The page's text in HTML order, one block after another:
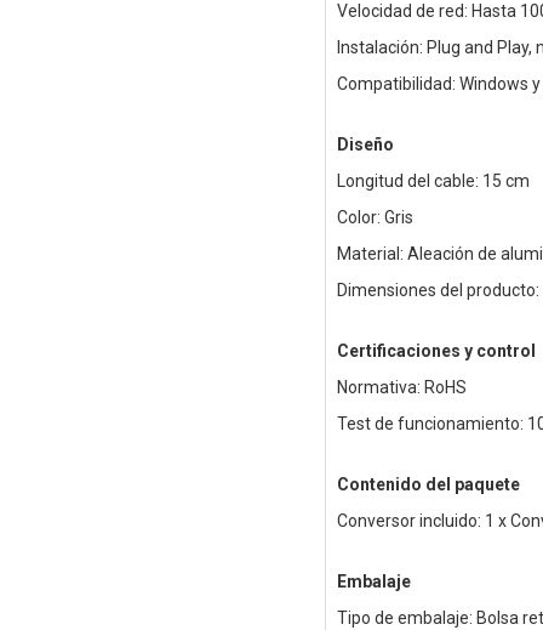
Velocidad de red: Hasta
Instalación: Plug and
Compatibilidad: Windows
Diseño
Longitud del cable: 15 cm
Color: Gris
Material: Aleación de
Dimensiones del producto:
Certificaciones y control
Normativa: RoHS
Test de funcionamiento:
Contenido del paquete
Conversor incluido: 1 x
Embalaje
Tipo de embalaje: Bolsa